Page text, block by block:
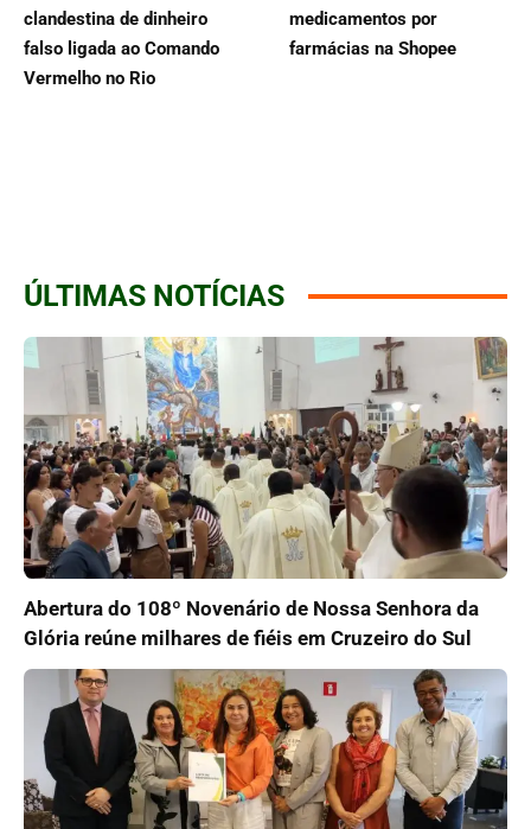
clandestina de dinheiro
falso ligada ao Comando
Vermelho no Rio
medicamentos por
farmácias na Shopee
ÚLTIMAS NOTÍCIAS
Abertura do 108º Novenário de Nossa Senhora da
Glória reúne milhares de fiéis em Cruzeiro do Sul